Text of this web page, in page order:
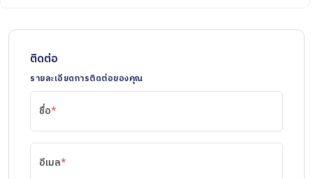
ติดต่อ
รายละเอียดการติดต่อของคุณ
ชื่อ*
อีเมล*